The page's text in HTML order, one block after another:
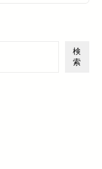
検
索